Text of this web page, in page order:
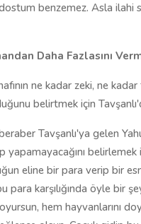
benzemez. Asla ilahi
Daha Fazlasını
ne kadar zeki, ne
belirtmek için
Tavşanlı'ya gelen
yapamayacağını belirlemek
eline bir para verip bir
para karşılığında öyle bir
hem hayvanlarını